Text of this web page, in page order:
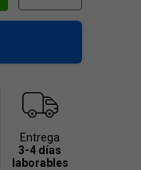
Entrega
3-4 días
laborables